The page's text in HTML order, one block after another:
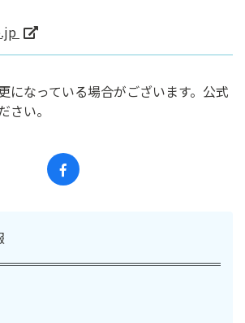
になっている場合がございます。公式
さい。